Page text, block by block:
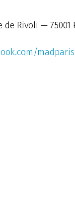
Rivoli — 75001
madparis